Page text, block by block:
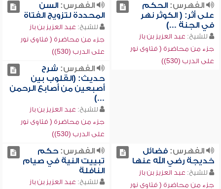
الفهرس:الحكم
على أثر: ( الكوثر نهر
في الجنة ...)
للشيخ: عبد العزيز بن باز
جزء من محاضرة ( فتاوى نور
على الدرب (530))
الفهرس:السن
المحددة لتزويج الفتاة
للشيخ: عبد العزيز بن باز
جزء من محاضرة ( فتاوى نور
على الدرب (530))
الفهرس: شرح
حديث: (القلوب بين
أصبعين من أصابع الرحمن
...)
للشيخ: عبد العزيز بن باز
جزء من محاضرة ( فتاوى نور
على الدرب (530))
الفهرس:فضائل
خديجة رضي الله عنها
للشيخ: عبد العزيز بن باز
جزء من محاضرة ( فتاوى نور
الفهرس:حكم
تبييت النية في صيام
النافلة
للشيخ: عبد العزيز بن باز